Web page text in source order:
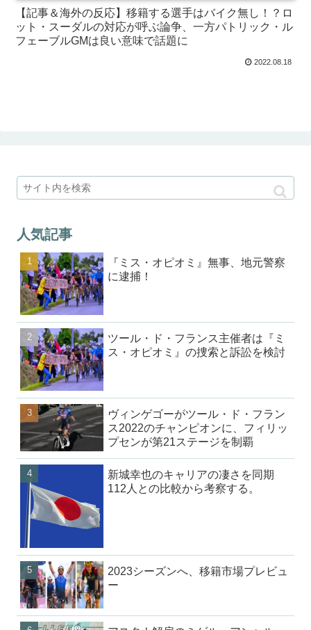
【記事＆海外の反応】移籍する選手はバイク無し！？ロ
ット・スーダルの対応が呼ぶ論争、一方パトリック・ル
フェーブルGMは良い意味で話題に
2022.08.18
人気記事
『ミス・オピオミ』無事、地元警察
に逮捕！
ツール・ド・フランス主催者は『ミ
ス・オピオミ』の捜索と訴訟を検討
ヴィンゲゴーがツール・ド・フラン
ス2022のチャンピオンに、フィリッ
プセンが第21ステージを制覇
新城幸也のキャリアの凄さを同期
112人との比較から考察する。
2023シーズンへ、移籍市場プレビュ
ー